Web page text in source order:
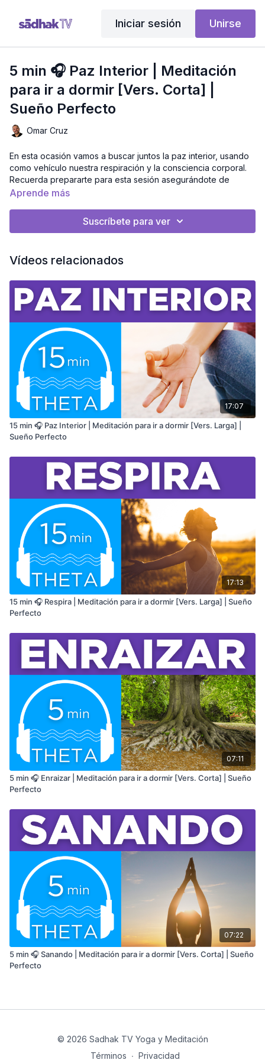
Iniciar sesión Unirse
5 min 🎧 Paz Interior | Meditación
para ir a dormir [Vers. Corta] |
Sueño Perfecto
Omar Cruz
En esta ocasión vamos a buscar juntos la paz interior, usando
como vehículo nuestra respiración y la consciencia corporal.
Recuerda prepararte para esta sesión asegurándote de
encontrar un lugar tranquilo y cómodo, donde puedas
disminución de dolores crónicos. Las ondas cerebrales se
meditativo.
Esta meditación guiada para ir a dormir forma parte del
programaSUEÑO PERFECTO : APRENDE A DORMIR BIEN EN 14
NOCHES
Método:Meditación Guiada
Duración: 5 Minutos
CLASE EXCLUSIVA EN LA MEMBRESÍA + APP
Aprende más
Suscríbete para ver
Vídeos relacionados
17:07
15 min 🎧 Paz Interior | Meditación para ir a dormir [Vers. Larga] |
Sueño Perfecto
17:13
15 min 🎧 Respira | Meditación para ir a dormir [Vers. Larga] | Sueño
Perfecto
07:11
5 min 🎧 Enraizar | Meditación para ir a dormir [Vers. Corta] | Sueño
Perfecto
07:22
5 min 🎧 Sanando | Meditación para ir a dormir [Vers. Corta] | Sueño
Perfecto
© 2026 Sadhak TV Yoga y Meditación
Términos ∙ Privacidad